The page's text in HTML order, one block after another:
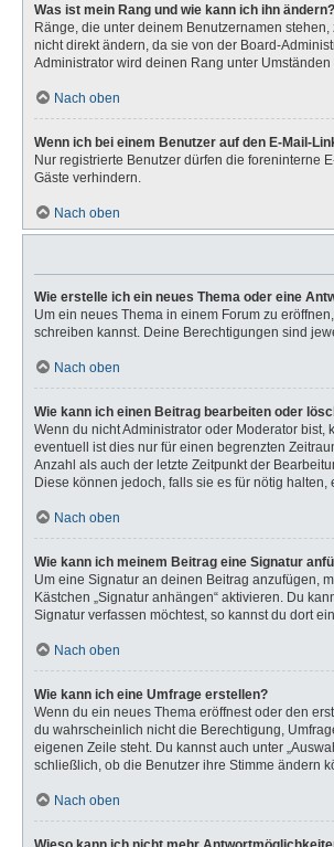
Was ist mein Rang und wie kann ich ihn ändern?
Ränge, die unter deinem Benutzernamen
nicht direkt ändern, da sie von der Board-
Administrator wird deinen Rang unter Umständen
Nach oben
Wenn ich bei einem Benutzer auf den E-Mail-
Nur registrierte Benutzer dürfen die foreninterne
Gäste verhindern.
Nach oben
Wie erstelle ich ein neues Thema oder eine
Um ein neues Thema in einem Forum zu
schreiben kannst. Deine Berechtigungen sind
Nach oben
Wie kann ich einen Beitrag bearbeiten oder
Wenn du nicht Administrator oder Moderator
eventuell ist dies nur für einen begrenzten
Anzahl als auch der letzte Zeitpunkt der
Diese können jedoch, falls sie es für nötig
Nach oben
Wie kann ich meinem Beitrag eine Signatur
Um eine Signatur an deinen Beitrag anzufügen,
Kästchen „Signatur anhängen“ aktivieren. Du
Signatur verfassen möchtest, so kannst du dort
Nach oben
Wie kann ich eine Umfrage erstellen?
Wenn du ein neues Thema eröffnest oder den
du wahrscheinlich nicht die Berechtigung,
eigenen Zeile steht. Du kannst auch unter
schließlich, ob die Benutzer ihre Stimme ändern
Nach oben